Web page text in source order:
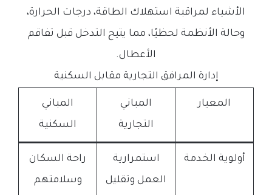
الأشياء لمراقبة استهلاك الطاقة، درجات الحرارة،
وحالة الأنظمة لحظيًا، مما يتيح التدخل قبل تفاقم
الأعطال.
إدارة المرافق التجارية مقابل السكنية
المعيار
المباني
التجارية
المباني
السكنية
أولوية الخدمة
استمرارية
العمل وتقليل
راحة السكان
وسلامتهم